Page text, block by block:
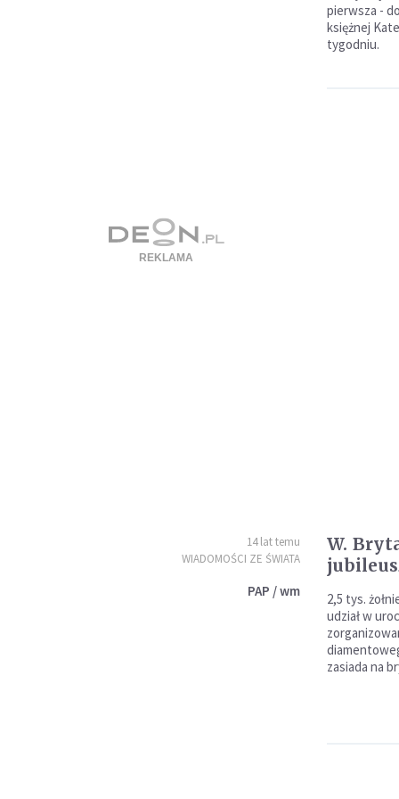
pierwsza -
księżnej
tygodniu.
14 lat temu
WIADOMOŚCI ZE ŚWIATA
PAP / wm
W.
2,5 tys.
udział w
zasiada na